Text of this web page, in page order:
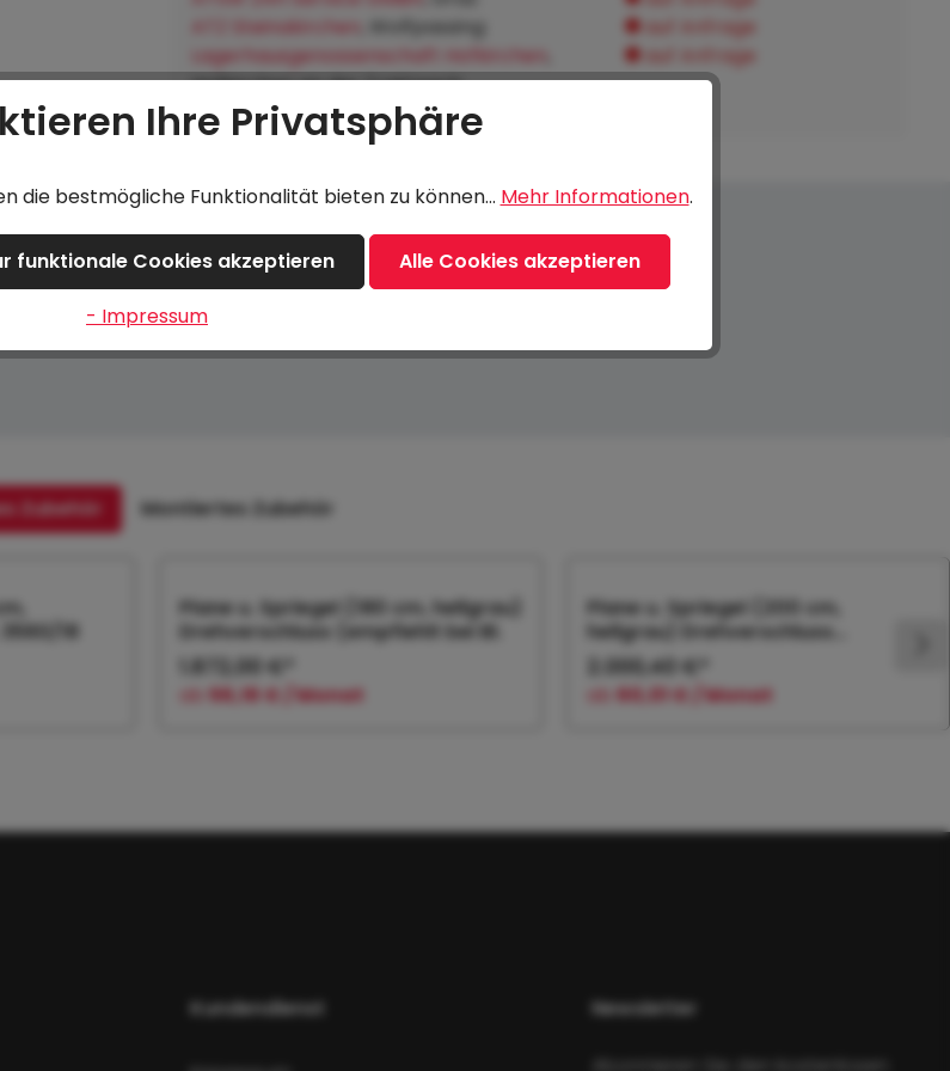
ATZ Steinakirchen
, Wolfpassing:
auf Anfrage
Lagerhausgenossenschaft Hofkirchen
Hofkirchen an der Trattnach:
auf Anfrage
Bewertungen
Zubehör Montiertes Zubehör
18
Plane u. Spriegel (180 cm, hellgrau)
Drehverschluss (empfiehlt bei Bl.
1.872,00 €*
ab 56,16 € / Monat
Plane u. Spriegel (200 cm,
hellgrau) Drehverschluss
(empfiehlt bei Bl.
2.000,40 €*
ab 60,01 € / Monat
Kundendienst Newsletter
Ihre Privatsphäre
die bestmögliche Funktionalität bieten zu können... Mehr Informationen.
funktionale Cookies akzeptieren Alle Cookies akzeptieren
- Impressum